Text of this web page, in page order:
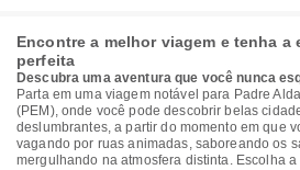
Encontre a melhor viagem e tenha a
perfeita
Descubra uma aventura que você nunca
Parta em uma viagem notável para Padre
(PEM), onde você pode descobrir belas
deslumbrantes, a partir do momento em que
vagando por ruas animadas, saboreando os
mergulhando na atmosfera distinta. Escolha